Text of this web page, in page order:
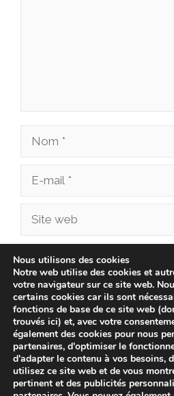
Nom
Site
Enregistrer mon nom,
dans le navigateur pour
commentaire.
Nous utilisons des cookies
Notre web utilise des cookies et
votre navigateur sur ce site web.
certains cookies car ils sont
fonctions de base de ce site web
trouvés ici) et, avec votre
également des cookies pour nous
partenaires, d'optimiser le
d'adapter le contenu à vos besoins,
utilisez ce site web et de vous
pertinent et des publicités